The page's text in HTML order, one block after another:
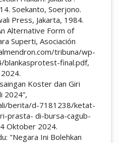
Soekanto, Soerjono.
Press, Jakarta, 1984.
Alternative Form of
Superti, Asociación
tribuna/wp-
final.pdf,
Koster dan Giri
2024”,
berita/d-7181238/ketat-
prasta- di-bursa-cagub-
Oktober 2024.
"Negara Ini Bolehkan